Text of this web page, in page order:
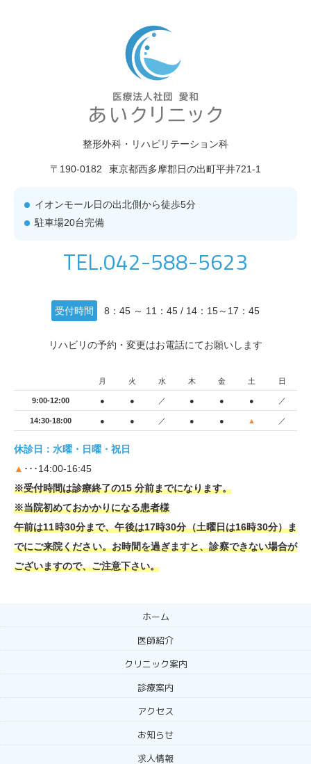
整形外科・リハビリテーション科
〒190-0182 東京都西多摩郡日の出町平井721-1
イオンモール日の出北側から徒歩5分
駐車場20台完備
TEL.042-588-5623
受付時間 8：45 ～ 11：45 / 14：15～17：45
リハビリの予約・変更はお電話にてお願いします
月 火 水 木 金 土 日
9:00-12:00 ● ● ／ ● ● ● ／
14:30-18:00 ● ● ／ ● ● ▲ ／
休診日：水曜・日曜・祝日
▲ ･･･14:00-16:45
※受付時間は診療終了の15 分前までになります。
※当院初めておかかりになる患者様
午前は11時30分まで、午後は17時30分（土曜日は16時30分）ま
でにご来院ください。お時間を過ぎますと、診察できない場合が
ございますので、ご注意下さい。
ホーム
医師紹介
クリニック案内
診療案内
アクセス
お知らせ
求人情報